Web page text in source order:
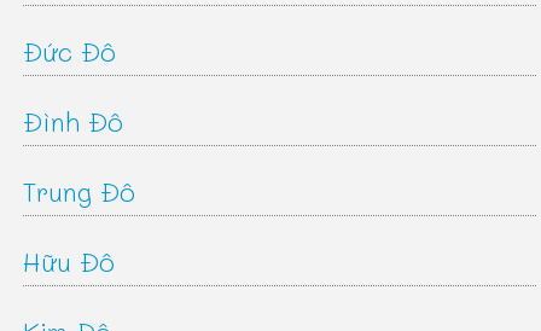
Đức Đô
Đình Đô
Trung Đô
Hữu Đô